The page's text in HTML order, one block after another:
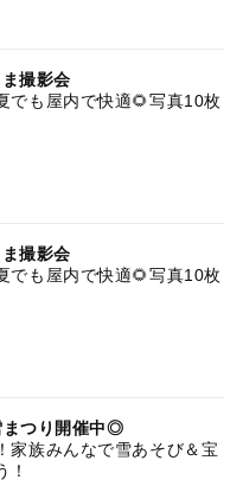
撮影会
でも屋内で快適🌻写真10枚
撮影会
でも屋内で快適🌻写真10枚
まつり開催中◎
家族みんなで雪あそび＆宝
！